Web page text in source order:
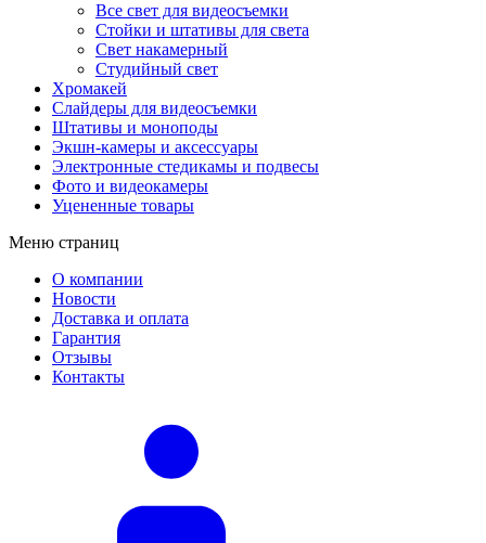
Все свет для видеосъемки
Стойки и штативы для света
Свет накамерный
Студийный свет
Хромакей
Слайдеры для видеосъемки
Штативы и моноподы
Экшн-камеры и аксессуары
Электронные стедикамы и подвесы
Фото и видеокамеры
Уцененные товары
Меню страниц
О компании
Новости
Доставка и оплата
Гарантия
Отзывы
Контакты